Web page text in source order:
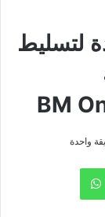
لتسليط
واحدة
واتساب